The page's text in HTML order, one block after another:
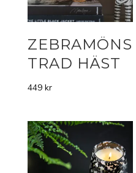
ZEBRAMÖNS
TRAD HÄST
449 kr